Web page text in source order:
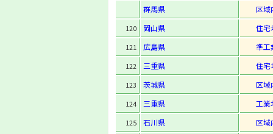
群馬県
区域
120 岡山県 住宅
121 広島県 準工
122 三重県 住宅
123 茨城県 区域
124 三重県 工業
125 石川県
区域